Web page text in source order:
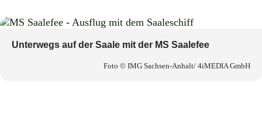
Unterwegs auf der Saale mit der MS Saalefee
Foto © IMG Sachsen-Anhalt/ 4iMEDIA GmbH